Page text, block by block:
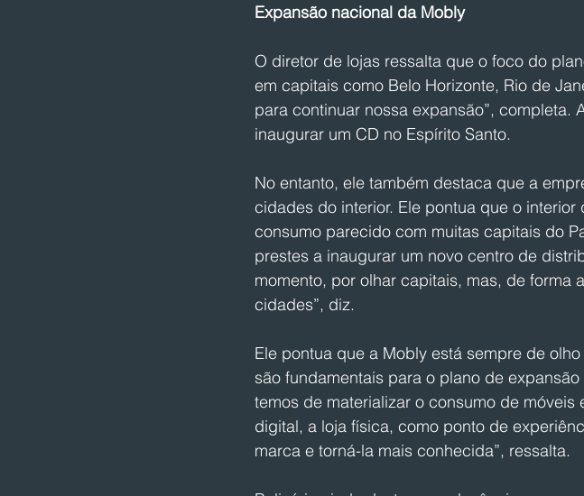
Expansão nacional da Mobly
O diretor de lojas ressalta que o foco do
em capitais como Belo Horizonte, Rio de
para continuar nossa expansão”, completa.
inaugurar um CD no Espírito Santo.
No entanto, ele também destaca que a
cidades do interior. Ele pontua que o
consumo parecido com muitas capitais do
prestes a inaugurar um novo centro de
momento, por olhar capitais, mas, de forma
cidades”, diz.
Ele pontua que a Mobly está sempre de
são fundamentais para o plano de
temos de materializar o consumo de
digital, a loja física, como ponto de
marca e torná-la mais conhecida”, ressalta.